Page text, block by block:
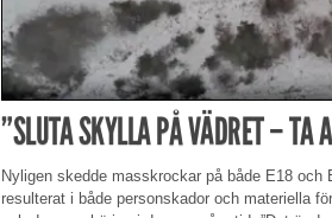
”SLUTA SKYLLA PÅ VÄDRET – TA
Nyligen skedde masskrockar på både E18
resulterat i både personskador och materiella